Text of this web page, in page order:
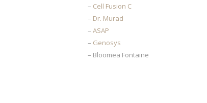
– Cell Fusion C
– Dr. Murad
– ASAP
– Genosys
– Bloomea Fontaine